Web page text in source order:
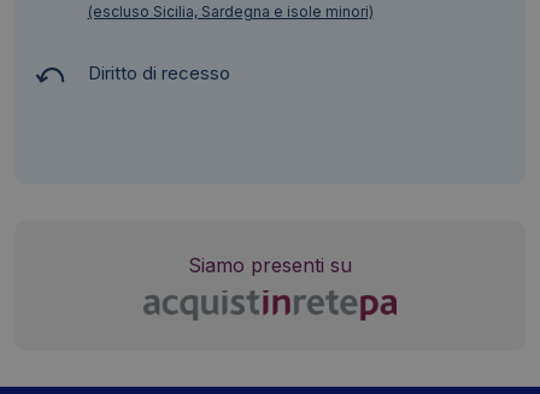
(escluso Sicilia, Sardegna e isole minori)
Diritto di recesso
Siamo presenti su